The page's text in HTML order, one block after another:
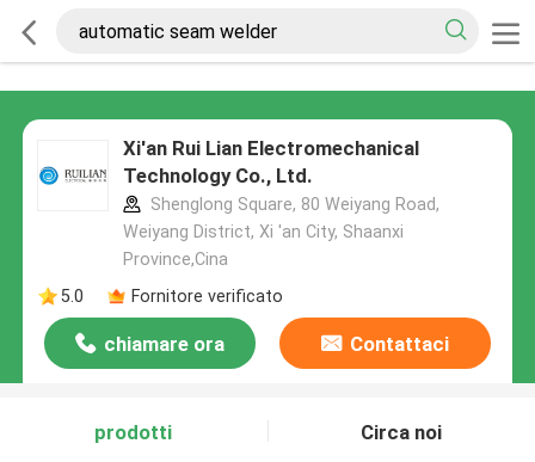
Xi'an Rui Lian Electromechanical
Technology Co., Ltd.
Shenglong Square, 80 Weiyang Road,
Weiyang District, Xi 'an City, Shaanxi
Province,Cina
5.0
Fornitore verificato
chiamare ora Contattaci
prodotti Circa noi